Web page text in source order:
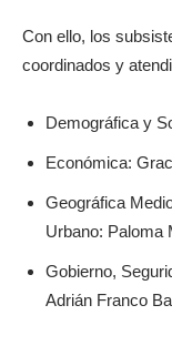
Con ello, los
coordinados y
Demográfica y
Económica:
Geográfica
Urbano: Paloma
Gobierno,
Adrián Franco